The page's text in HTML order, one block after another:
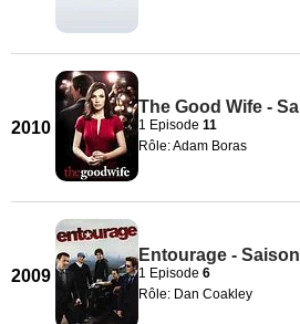
2010
The Good Wife -
1 Episode 11
Rôle: Adam Boras
2009
Entourage -
1 Episode 6
Rôle: Dan Coakley